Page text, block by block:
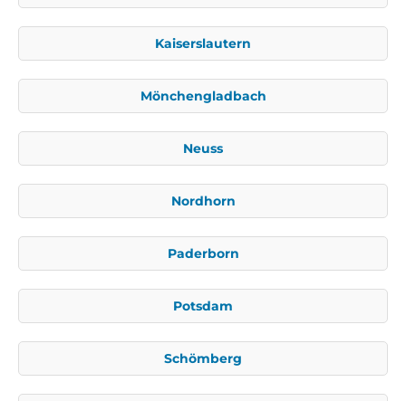
Kaiserslautern
Mönchengladbach
Neuss
Nordhorn
Paderborn
Potsdam
Schömberg